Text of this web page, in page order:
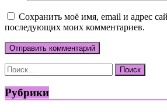
Сохранить моё имя, email и адрес
последующих моих комментариев.
Найти:
Рубрики